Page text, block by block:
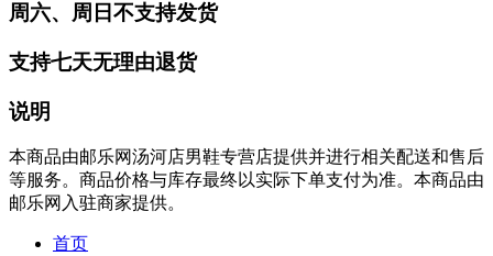
周六、周日不支持发货
支持七天无理由退货
说明
本商品由邮乐网汤河店男鞋专营店提供并进行相关配送和售后
等服务。商品价格与库存最终以实际下单支付为准。本商品由
邮乐网入驻商家提供。
首页